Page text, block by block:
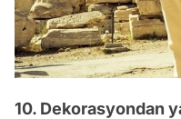
10. Dekorasyondan